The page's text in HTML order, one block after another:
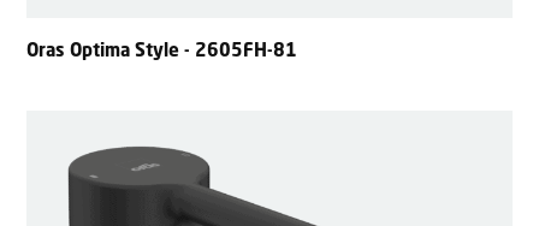
Oras Optima Style - 2605FH-81